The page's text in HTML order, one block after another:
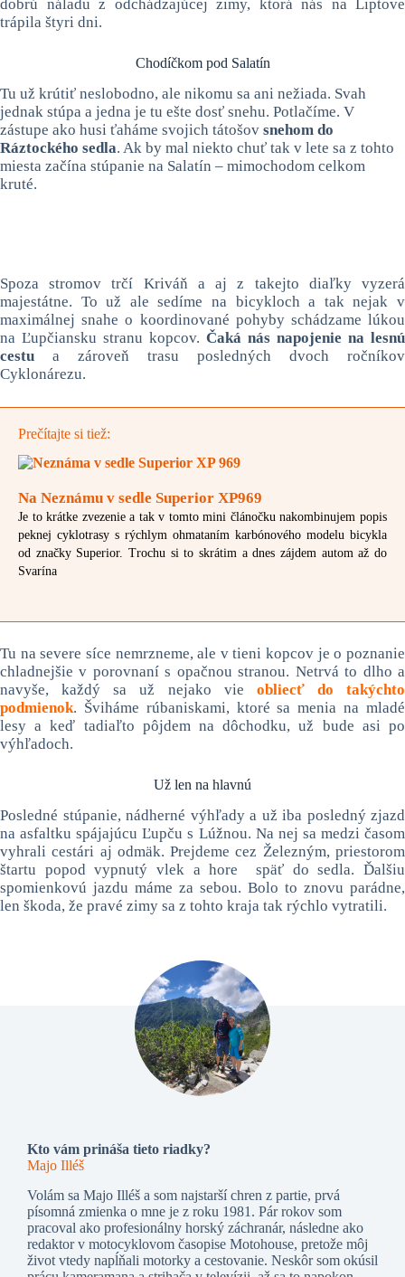
dobrú náladu z odchádzajúcej zimy, ktorá nás na Liptove
trápila štyri dni.
Chodíčkom pod Salatín
Tu už krútiť neslobodno, ale nikomu sa ani nežiada. Svah
jednak stúpa a jedna je tu ešte dosť snehu. Potlačíme. V
zástupe ako husi ťaháme svojich tátošov snehom do
Ráztockého sedla. Ak by mal niekto chuť tak v lete sa z tohto
miesta začína stúpanie na Salatín – mimochodom celkom
kruté.
Spoza stromov trčí Kriváň a aj z takejto diaľky vyzerá
majestátne. To už ale sedíme na bicykloch a tak nejak v
maximálnej snahe o koordinované pohyby schádzame lúkou
na Ľupčiansku stranu kopcov. Čaká nás napojenie na lesnú
cestu a zároveň trasu posledných dvoch ročníkov
Cyklonárezu.
Prečítajte si tiež:
Na Neznámu v sedle Superior XP969
Je to krátke zvezenie a tak v tomto mini článočku nakombinujem popis
peknej cyklotrasy s rýchlym ohmataním karbónového modelu bicykla
od značky Superior. Trochu si to skrátim a dnes zájdem autom až do
Svarína
Tu na severe síce nemrzneme, ale v tieni kopcov je o poznanie
chladnejšie v porovnaní s opačnou stranou. Netrvá to dlho a
navyše, každý sa už nejako vie obliecť do takýchto
podmienok. Šviháme rúbaniskami, ktoré sa menia na mladé
lesy a keď tadiaľto pôjdem na dôchodku, už bude asi po
výhľadoch.
Už len na hlavnú
Posledné stúpanie, nádherné výhľady a už iba posledný zjazd
na asfaltku spájajúcu Ľupču s Lúžnou. Na nej sa medzi časom
vyhrali cestári aj odmäk. Prejdeme cez Železným, priestorom
štartu popod vypnutý vlek a hore späť do sedla. Ďalšiu
spomienkovú jazdu máme za sebou. Bolo to znovu parádne,
len škoda, že pravé zimy sa z tohto kraja tak rýchlo vytratili.
Kto vám prináša tieto riadky?
Majo Illéš
Volám sa Majo Illéš a som najstarší chren z partie, prvá
písomná zmienka o mne je z roku 1981. Pár rokov som
pracoval ako profesionálny horský záchranár, následne ako
redaktor v motocyklovom časopise Motohouse, pretože môj
život vtedy napĺňali motorky a cestovanie. Neskôr som okúsil